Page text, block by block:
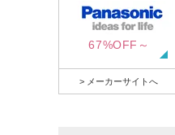
67%OFF～
> メーカーサイトへ